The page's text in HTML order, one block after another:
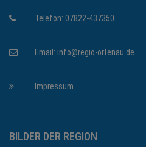
Telefon: 07822-437350
Email: info@regio-ortenau.de
Impressum
BILDER DER REGION